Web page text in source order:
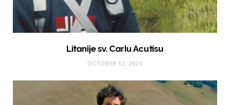
Litanije sv. Carlu Acutisu
OCTOBER 12, 2025